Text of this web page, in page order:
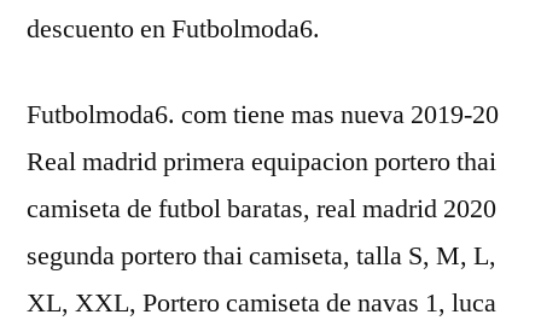
descuento en Futbolmoda6.
Futbolmoda6. com tiene mas nueva 2019-20
Real madrid primera equipacion portero thai
camiseta de futbol baratas, real madrid 2020
segunda portero thai camiseta, talla S, M, L,
XL, XXL, Portero camiseta de navas 1, luca